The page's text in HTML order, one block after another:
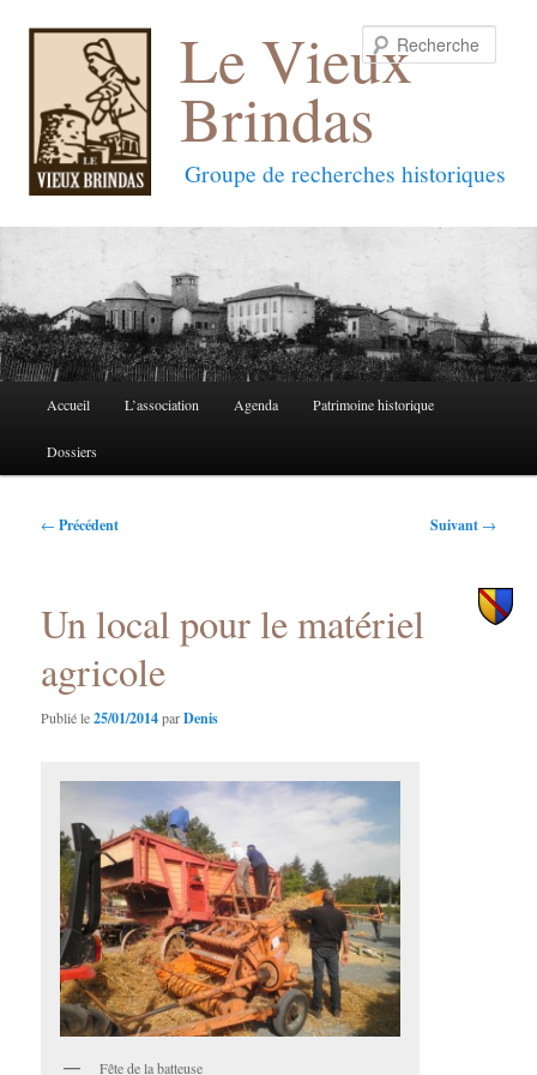
Le Vieux
Brindas
Groupe de recherches historiques
Aller
au
Aller
au
Accueil L’association Agenda Patrimoine historique
Dossiers
Navigation
← Précédent Suivant →
Un local pour le matériel
agricole
Publié le25/01/2014parDenis
Fête de la batteuse